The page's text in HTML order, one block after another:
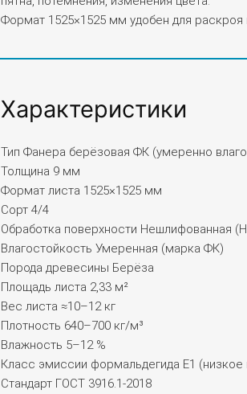
Формат 1525×1525 мм удобен для раскроя
Характеристики
Тип Фанера берёзовая ФК (умеренно
Толщина 9 мм
Формат листа 1525×1525 мм
Сорт 4/4
Обработка поверхности Нешлифованная
Влагостойкость Умеренная (марка ФК)
Порода древесины Берёза
Площадь листа 2,33 м²
Вес листа ≈10–12 кг
Плотность 640–700 кг/м³
Влажность 5–12 %
Класс эмиссии формальдегида E1
Стандарт ГОСТ 3916.1-2018